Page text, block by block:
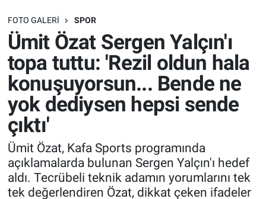
FOTO GALERI SPOR
Ümit Özat Sergen Yalçın'ı
topa tuttu: 'Rezil oldun hala
konuşuyorsun... Bende ne
yok dediysen hepsi sende
çıktı'
Ümit Özat, Kafa Sports programında
açıklamalarda bulunan Sergen Yalçın'ı hedef
aldı. Tecrübeli teknik adamın yorumlarını tek
tek değerlendiren Özat, dikkat çeken ifadeler
SAĞLIK
EKONOMİ
EĞİTİM
ÖZEL HABER
Keşfet
ASTROLOJİ